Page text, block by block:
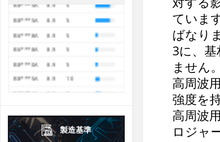
2026年 10月
October
日
月 火 水 金
2
4
5 6 7 9
25
26 27 28 29 30 31
金
1
2 4
11
20
21 22 23 24 25
26
27
28 29 30
B6***8A
8.9
5
B6***5A
8.9 25
製造基準
ていま
ばなり
3に、
ません
高周波
強度を
高周波
ロジャ